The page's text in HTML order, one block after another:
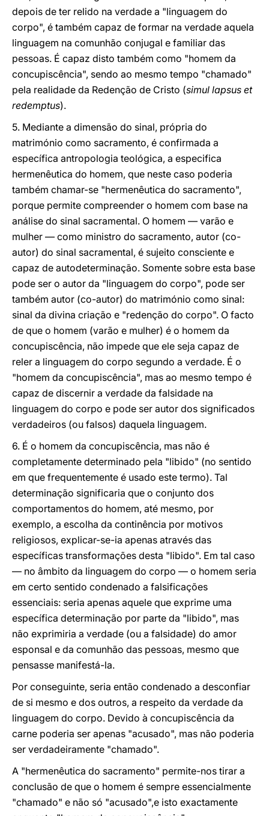
depois de ter relido na verdade a "linguagem do
corpo", é também capaz de formar na verdade aquela
linguagem na comunhão conjugal e familiar das
pessoas. É capaz disto também como "homem da
concupiscência", sendo ao mesmo tempo "chamado"
pela realidade da Redenção de Cristo (simul lapsus et
redemptus).
5. Mediante a dimensão do sinal, própria do
matrimónio como sacramento, é confirmada a
específica antropologia teológica, a especifica
hermenêutica do homem, que neste caso poderia
também chamar-se "hermenêutica do sacramento",
porque permite compreender o homem com base na
análise do sinal sacramental. O homem — varão e
mulher — como ministro do sacramento, autor (co-
autor) do sinal sacramental, é sujeito consciente e
capaz de autodeterminação. Somente sobre esta base
pode ser o autor da "linguagem do corpo", pode ser
também autor (co-autor) do matrimónio como sinal:
sinal da divina criação e "redenção do corpo". O facto
de que o homem (varão e mulher) é o homem da
concupiscência, não impede que ele seja capaz de
reler a linguagem do corpo segundo a verdade. É o
"homem da concupiscência", mas ao mesmo tempo é
capaz de discernir a verdade da falsidade na
linguagem do corpo e pode ser autor dos significados
verdadeiros (ou falsos) daquela linguagem.
6. É o homem da concupiscência, mas não é
completamente determinado pela "libido" (no sentido
em que frequentemente é usado este termo). Tal
determinação significaria que o conjunto dos
comportamentos do homem, até mesmo, por
exemplo, a escolha da continência por motivos
religiosos, explicar-se-ia apenas através das
específicas transformações desta "libido". Em tal caso
— no âmbito da linguagem do corpo — o homem seria
em certo sentido condenado a falsificações
essenciais: seria apenas aquele que exprime uma
específica determinação por parte da "libido", mas
não exprimiria a verdade (ou a falsidade) do amor
esponsal e da comunhão das pessoas, mesmo que
pensasse manifestá-la.
Por conseguinte, seria então condenado a desconfiar
de si mesmo e dos outros, a respeito da verdade da
linguagem do corpo. Devido à concupiscência da
carne poderia ser apenas "acusado", mas não poderia
ser verdadeiramente "chamado".
A "hermenêutica do sacramento" permite-nos tirar a
conclusão de que o homem é sempre essencialmente
"chamado" e não só "acusado",e isto exactamente